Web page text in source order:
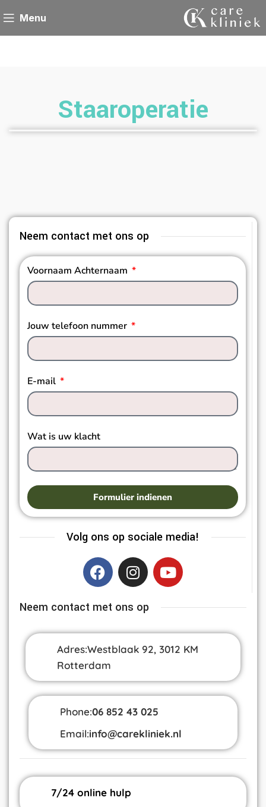
Menu
Staaroperatie
Neem contact met ons op
Voornaam Achternaam
Jouw telefoon nummer
E-mail
Wat is uw klacht
Formulier indienen
Volg ons op sociale media!
Neem contact met ons op
Adres:Westblaak 92, 3012 KM
Rotterdam
Phone:06 852 43 025
Email:info@carekliniek.nl
7/24 online hulp